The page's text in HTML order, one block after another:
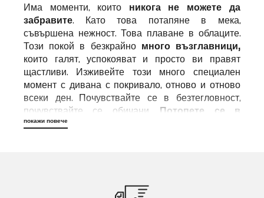
Има моменти, които никога не можете да
забравите. Като това потапяне в мека,
съвършена нежност. Това плаване в облаците.
Този покой в безкрайно много възглавници,
които галят, успокояват и просто ви правят
щастливи. Изживейте този много специален
момент с дивана с покривало, отново и отново
всеки ден. Почувствайте се в безтегловност,
почувствайте се обичани. Потопете се в
незабравима красота
За някои семплият дизайн може да скрива
покажи повече